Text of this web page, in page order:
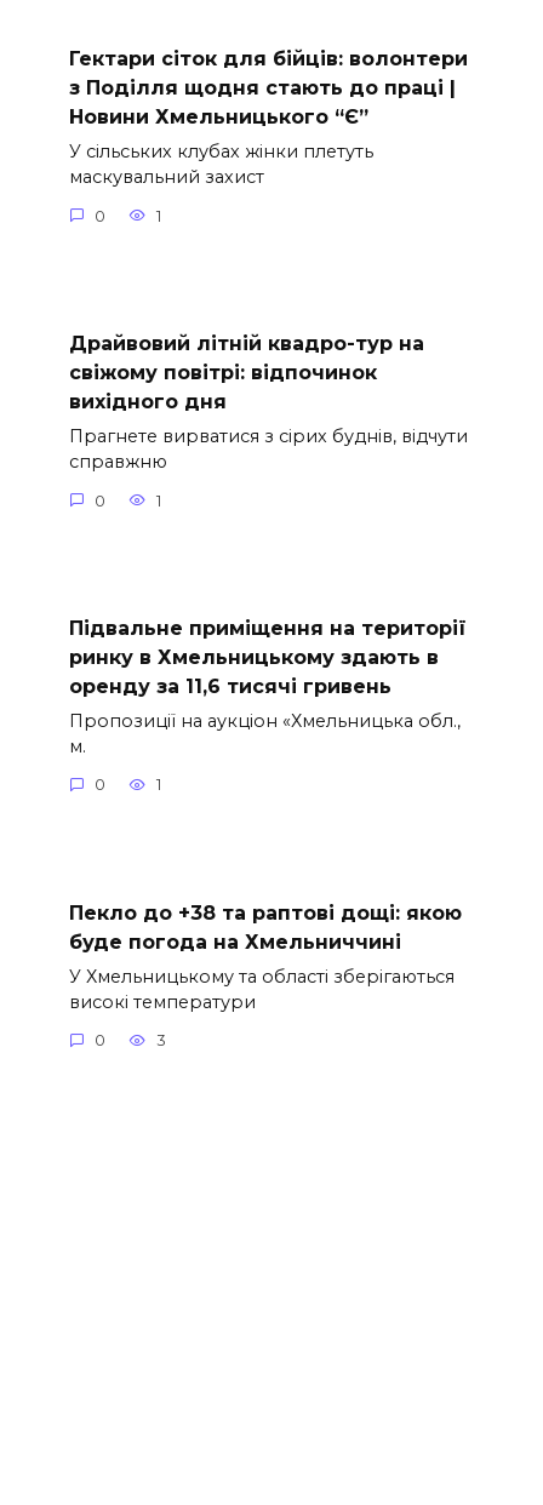
Гектари сіток для бійців: волонтери
з Поділля щодня стають до праці |
Новини Хмельницького “Є”
У сільських клубах жінки плетуть
маскувальний захист
0 1
Драйвовий літній квадро-тур на
свіжому повітрі: відпочинок
вихідного дня
Прагнете вирватися з сірих буднів, відчути
справжню
0 1
Підвальне приміщення на території
ринку в Хмельницькому здають в
оренду за 11,6 тисячі гривень
Пропозиції на аукціон «Хмельницька обл.,
м.
0 1
Пекло до +38 та раптові дощі: якою
буде погода на Хмельниччині
У Хмельницькому та області зберігаються
високі температури
0 3